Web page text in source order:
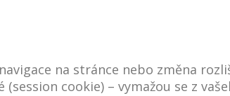
na stránce nebo změna
cookie) – vymažou se z